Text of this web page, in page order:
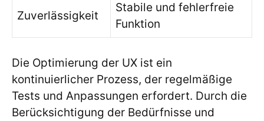
Zuverlässigkeit
Stabile und fehlerfreie
Funktion
Die Optimierung der UX ist ein
kontinuierlicher Prozess, der regelmäßige
Tests und Anpassungen erfordert. Durch die
Berücksichtigung der Bedürfnisse und